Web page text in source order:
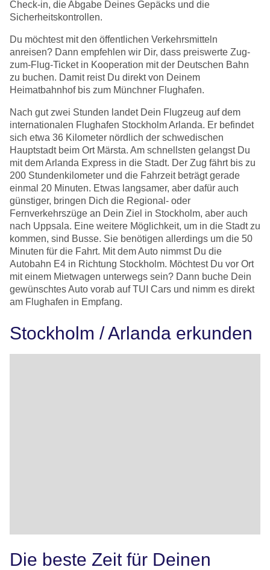
Check-in, die Abgabe Deines Gepäcks und die
Sicherheitskontrollen.
Du möchtest mit den öffentlichen Verkehrsmitteln
anreisen? Dann empfehlen wir Dir, dass preiswerte Zug-
zum-Flug-Ticket in Kooperation mit der Deutschen Bahn
zu buchen. Damit reist Du direkt von Deinem
Heimatbahnhof bis zum Münchner Flughafen.
Nach gut zwei Stunden landet Dein Flugzeug auf dem
internationalen Flughafen Stockholm Arlanda. Er befindet
sich etwa 36 Kilometer nördlich der schwedischen
Hauptstadt beim Ort Märsta. Am schnellsten gelangst Du
mit dem Arlanda Express in die Stadt. Der Zug fährt bis zu
200 Stundenkilometer und die Fahrzeit beträgt gerade
einmal 20 Minuten. Etwas langsamer, aber dafür auch
günstiger, bringen Dich die Regional- oder
Fernverkehrszüge an Dein Ziel in Stockholm, aber auch
nach Uppsala. Eine weitere Möglichkeit, um in die Stadt zu
kommen, sind Busse. Sie benötigen allerdings um die 50
Minuten für die Fahrt. Mit dem Auto nimmst Du die
Autobahn E4 in Richtung Stockholm. Möchtest Du vor Ort
mit einem Mietwagen unterwegs sein? Dann buche Dein
gewünschtes Auto vorab auf TUI Cars und nimm es direkt
am Flughafen in Empfang.
Stockholm / Arlanda erkunden
Die beste Zeit für Deinen